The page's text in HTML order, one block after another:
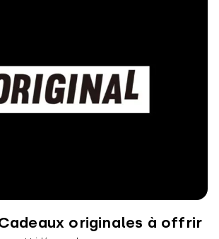
originales à offrir